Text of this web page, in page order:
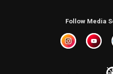
Follow Media